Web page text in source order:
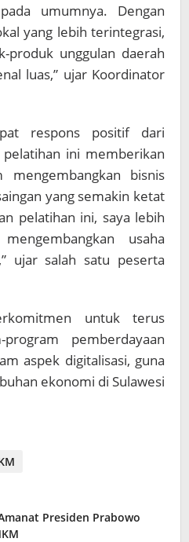
umumnya. Dengan
yang lebih terintegrasi,
produk unggulan daerah
luas,” ujar Koordinator
respons positif dari
ini memberikan
mengembangkan bisnis
yang semakin ketat
pelatihan ini, saya lebih
usaha
ujar salah satu peserta
untuk terus
pemberdayaan
aspek digitalisasi, guna
ekonomi di Sulawesi
Presiden Prabowo